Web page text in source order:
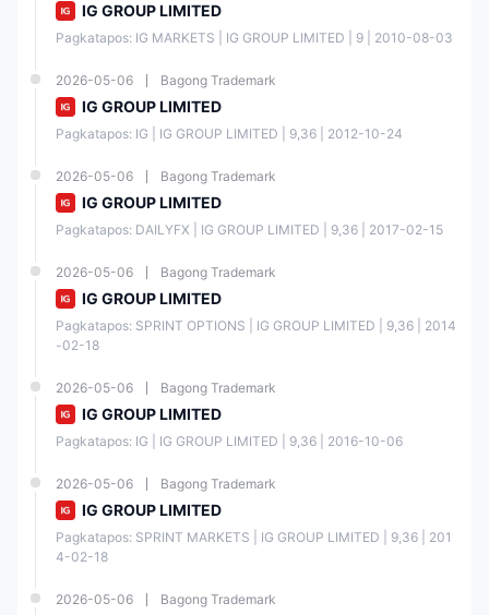
IG GROUP LIMITED
Pagkatapos: IG MARKETS | IG GROUP LIMITED | 9 | 2010-08-03
2026-05-06 Bagong Trademark
IG GROUP LIMITED
Pagkatapos: IG | IG GROUP LIMITED | 9,36 | 2012-10-24
2026-05-06 Bagong Trademark
IG GROUP LIMITED
Pagkatapos: DAILYFX | IG GROUP LIMITED | 9,36 | 2017-02-15
2026-05-06 Bagong Trademark
IG GROUP LIMITED
Pagkatapos: SPRINT OPTIONS | IG GROUP LIMITED | 9,36 | 2014
-02-18
2026-05-06 Bagong Trademark
IG GROUP LIMITED
Pagkatapos: IG | IG GROUP LIMITED | 9,36 | 2016-10-06
2026-05-06 Bagong Trademark
IG GROUP LIMITED
Pagkatapos: SPRINT MARKETS | IG GROUP LIMITED | 9,36 | 201
4-02-18
2026-05-06 Bagong Trademark